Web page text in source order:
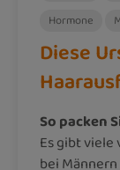
Hormone
Diese
So packen
Es gibt
bei